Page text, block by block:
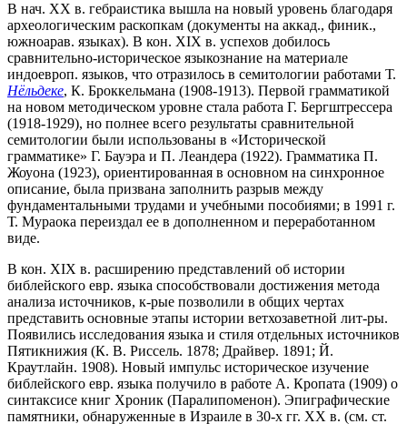
В нач. XX в. гебраистика вышла на новый уровень благодаря
археологическим раскопкам (документы на аккад., финик.,
южноарав. языках). В кон. XIX в. успехов добилось
сравнительно-историческое языкознание на материале
индоевроп. языков, что отразилось в семитологии работами Т.
Нёльдеке, К. Броккельмана (1908-1913). Первой грамматикой
на новом методическом уровне стала работа Г. Бергштрессера
(1918-1929), но полнее всего результаты сравнительной
семитологии были использованы в «Исторической
грамматике» Г. Бауэра и П. Леандера (1922). Грамматика П.
Жоуона (1923), ориентированная в основном на синхронное
описание, была призвана заполнить разрыв между
фундаментальными трудами и учебными пособиями; в 1991 г.
Т. Мураока переиздал ее в дополненном и переработанном
виде.
В кон. XIX в. расширению представлений об истории
библейского евр. языка способствовали достижения метода
анализа источников, к-рые позволили в общих чертах
представить основные этапы истории ветхозаветной лит-ры.
Появились исследования языка и стиля отдельных источников
Пятикнижия (К. В. Риссель. 1878; Драйвер. 1891; Й.
Краутлайн. 1908). Новый импульс историческое изучение
библейского евр. языка получило в работе А. Кропата (1909) о
синтаксисе книг Хроник (Паралипоменон). Эпиграфические
памятники, обнаруженные в Израиле в 30-х гг. XX в. (см. ст.